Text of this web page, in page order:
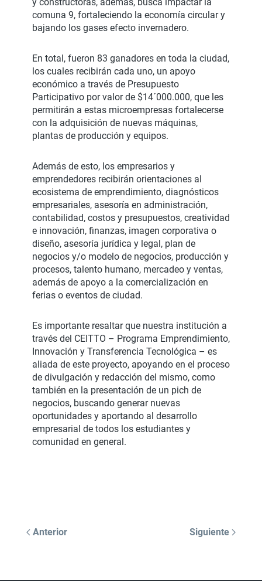
comuna 9, fortaleciendo la economía circular y
bajando los gases efecto invernadero.
En total, fueron 83 ganadores en toda la ciudad,
los cuales recibirán cada uno, un apoyo
económico a través de Presupuesto
Participativo por valor de $14´000.000, que les
permitirán a estas microempresas fortalecerse
con la adquisición de nuevas máquinas,
plantas de producción y equipos.
Además de esto, los empresarios y
emprendedores recibirán orientaciones al
ecosistema de emprendimiento, diagnósticos
empresariales, asesoría en administración,
contabilidad, costos y presupuestos, creatividad
e innovación, finanzas, imagen corporativa o
diseño, asesoría jurídica y legal, plan de
negocios y/o modelo de negocios, producción y
procesos, talento humano, mercadeo y ventas,
además de apoyo a la comercialización en
ferias o eventos de ciudad.
Es importante resaltar que nuestra institución a
través del CEITTO – Programa Emprendimiento,
Innovación y Transferencia Tecnológica – es
aliada de este proyecto, apoyando en el proceso
de divulgación y redacción del mismo, como
también en la presentación de un pich de
negocios, buscando generar nuevas
oportunidades y aportando al desarrollo
empresarial de todos los estudiantes y
comunidad en general.
Anterior Siguiente